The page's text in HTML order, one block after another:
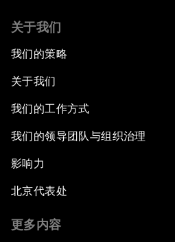
关于我们
我们的策略
关于我们
我们的工作方式
我们的领导团队与组织治理
影响力
北京代表处
更多内容